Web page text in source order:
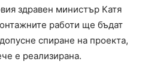
здравен министър Катя
работи ще бъдат
спиране на проекта,
е реализирана.